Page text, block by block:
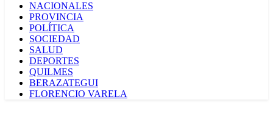
NACIONALES
PROVINCIA
POLÍTICA
SOCIEDAD
SALUD
DEPORTES
QUILMES
BERAZATEGUI
FLORENCIO VARELA